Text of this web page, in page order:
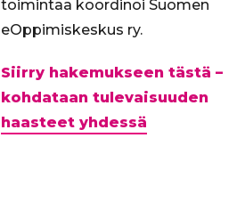
toimintaa koordinoi Suomen
eOppimiskeskus ry.
Siirry hakemukseen tästä –
kohdataan tulevaisuuden
haasteet yhdessä